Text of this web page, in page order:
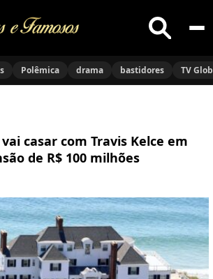
Buscar
no
Polêmica drama bastidores TV
casar com Travis Kelce em
de R$ 100 milhões